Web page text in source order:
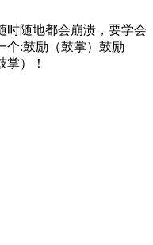
时随地都会崩溃，要学会
个:鼓励（鼓掌）鼓励
掌）！